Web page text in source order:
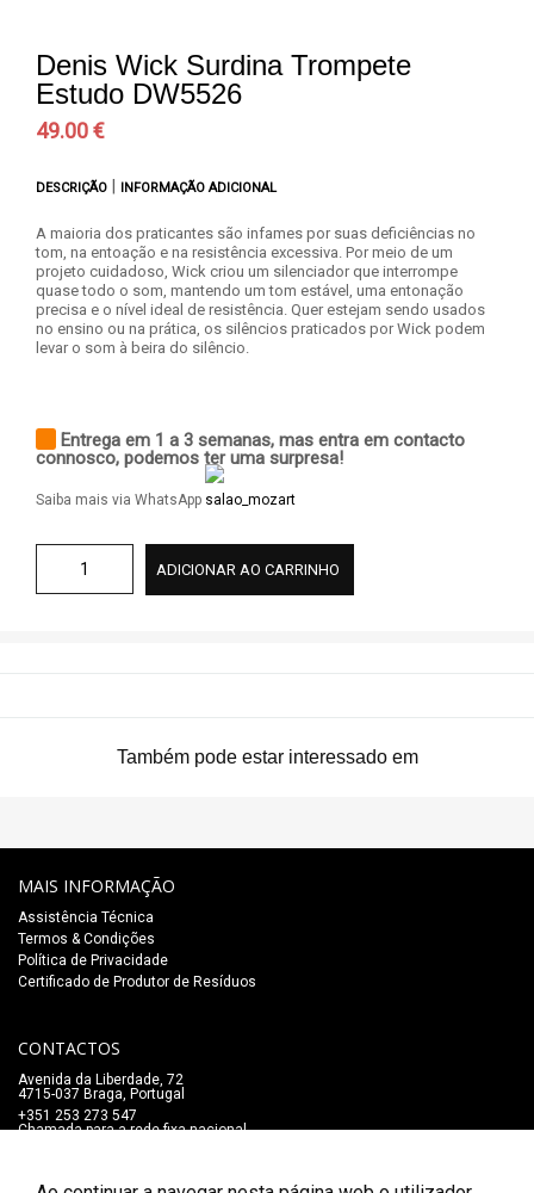
Denis Wick Surdina Trompete
Estudo DW5526
49.00 €
DESCRIÇÃO | INFORMAÇÃO ADICIONAL
A maioria dos praticantes são infames por suas deficiências no
tom, na entoação e na resistência excessiva. Por meio de um
projeto cuidadoso, Wick criou um silenciador que interrompe
quase todo o som, mantendo um tom estável, uma entonação
precisa e o nível ideal de resistência. Quer estejam sendo usados
no ensino ou na prática, os silêncios praticados por Wick podem
levar o som à beira do silêncio.
Entrega em 1 a 3 semanas, mas entra em contacto
connosco, podemos ter uma surpresa!
Saiba mais via WhatsApp
ADICIONAR AO CARRINHO
Também pode estar interessado em
MAIS INFORMAÇÃO
Assistência Técnica
Termos & Condições
Política de Privacidade
Certificado de Produtor de Resíduos
CONTACTOS
Avenida da Liberdade, 72
4715-037 Braga, Portugal
+351 253 273 547
Chamada para a rede fixa nacional